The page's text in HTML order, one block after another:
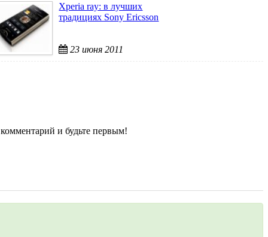
Xperia ray: в лучших
традициях Sony Ericsson
23 июня 2011
и будьте первым!